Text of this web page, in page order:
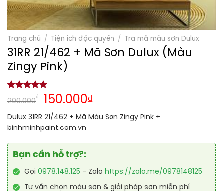
Trang chủ / Tiện ích đặc quyền / Tra mã màu sơn Dulux
31RR 21/462 + Mã Sơn Dulux (Màu
Zingy Pink)
5.00 trên 5
dựa trên
1
đánh giá
200.000
₫ 150.000₫
Dulux 31RR 21/462 + Mã Màu Sơn Zingy Pink +
binhminhpaint.com.vn
Bạn cần hỗ trợ?:
Gọi 0978.148.125 - Zalo https://zalo.me/0978148125
Tư vấn chọn màu sơn & giải pháp sơn miễn phí